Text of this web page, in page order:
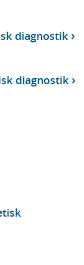
diagnostik
diagnostik